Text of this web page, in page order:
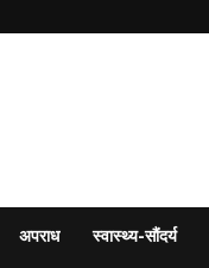
अपराध स्वास्थ्य-सौंदर्य